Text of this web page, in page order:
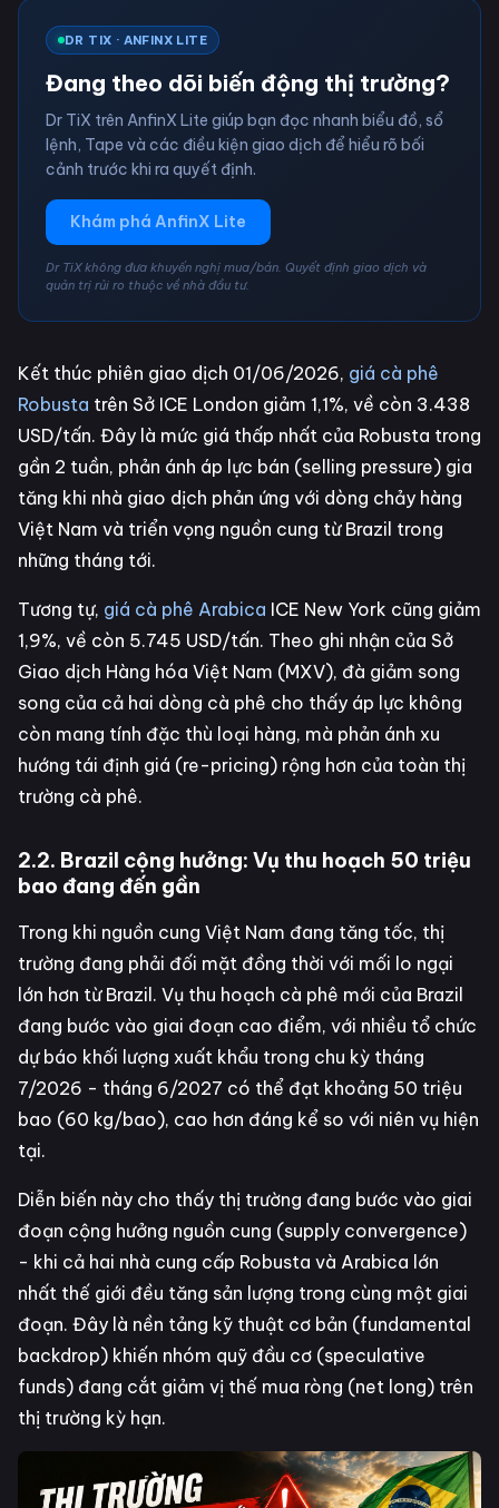
DR TIX · ANFINX LITE
Đang theo dõi biến động thị trường?
Dr TiX trên AnfinX Lite giúp bạn đọc nhanh biểu đồ, sổ
lệnh, Tape và các điều kiện giao dịch để hiểu rõ bối
cảnh trước khi ra quyết định.
Khám phá AnfinX Lite
Dr TiX không đưa khuyến nghị mua/bán. Quyết định giao dịch và
quản trị rủi ro thuộc về nhà đầu tư.
Kết thúc phiên giao dịch 01/06/2026, giá cà phê
Robusta trên Sở ICE London giảm 1,1%, về còn 3.438
USD/tấn. Đây là mức giá thấp nhất của Robusta trong
gần 2 tuần, phản ánh áp lực bán (selling pressure) gia
tăng khi nhà giao dịch phản ứng với dòng chảy hàng
Việt Nam và triển vọng nguồn cung từ Brazil trong
những tháng tới.
Tương tự, giá cà phê Arabica ICE New York cũng giảm
1,9%, về còn 5.745 USD/tấn. Theo ghi nhận của Sở
Giao dịch Hàng hóa Việt Nam (MXV), đà giảm song
song của cả hai dòng cà phê cho thấy áp lực không
còn mang tính đặc thù loại hàng, mà phản ánh xu
hướng tái định giá (re-pricing) rộng hơn của toàn thị
trường cà phê.
2.2. Brazil cộng hưởng: Vụ thu hoạch 50 triệu
bao đang đến gần
Trong khi nguồn cung Việt Nam đang tăng tốc, thị
trường đang phải đối mặt đồng thời với mối lo ngại
lớn hơn từ Brazil. Vụ thu hoạch cà phê mới của Brazil
đang bước vào giai đoạn cao điểm, với nhiều tổ chức
dự báo khối lượng xuất khẩu trong chu kỳ tháng
7/2026 - tháng 6/2027 có thể đạt khoảng 50 triệu
bao (60 kg/bao), cao hơn đáng kể so với niên vụ hiện
tại.
Diễn biến này cho thấy thị trường đang bước vào giai
đoạn cộng hưởng nguồn cung (supply convergence)
- khi cả hai nhà cung cấp Robusta và Arabica lớn
nhất thế giới đều tăng sản lượng trong cùng một giai
đoạn. Đây là nền tảng kỹ thuật cơ bản (fundamental
backdrop) khiến nhóm quỹ đầu cơ (speculative
funds) đang cắt giảm vị thế mua ròng (net long) trên
thị trường kỳ hạn.